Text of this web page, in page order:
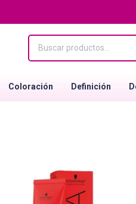
Coloración Definición